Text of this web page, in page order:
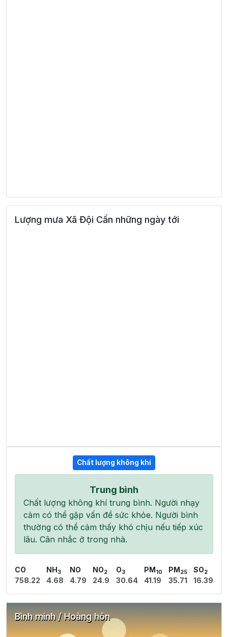
Lượng mưa Xã Đội Cấn những ngày tới
Chất lượng không khí
Trung bình
Chất lượng không khí trung bình. Người nhạy
cảm có thể gặp vấn đề sức khỏe. Người bình
thường có thể cảm thấy khó chịu nếu tiếp xúc
lâu. Cân nhắc ở trong nhà.
CO
758.22
NH 3
4.68
NO
4.79
NO2
24.9
O3
30.64
PM 10
41.19
PM 25
35.71
SO2
16.39
Bình minh / Hoàng hôn